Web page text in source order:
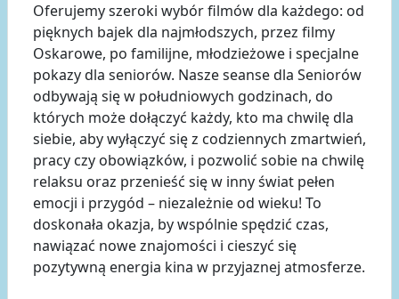
Oferujemy szeroki wybór filmów dla każdego: od
pięknych bajek dla najmłodszych, przez filmy
Oskarowe, po familijne, młodzieżowe i specjalne
pokazy dla seniorów. Nasze seanse dla Seniorów
odbywają się w południowych godzinach, do
których może dołączyć każdy, kto ma chwilę dla
siebie, aby wyłączyć się z codziennych zmartwień,
pracy czy obowiązków, i pozwolić sobie na chwilę
relaksu oraz przenieść się w inny świat pełen
emocji i przygód – niezależnie od wieku! To
doskonała okazja, by wspólnie spędzić czas,
nawiązać nowe znajomości i cieszyć się
pozytywną energia kina w przyjaznej atmosferze.